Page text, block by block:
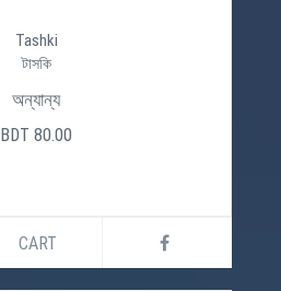
Tashki
টাসকি
অন্যান্য
BDT 80.00
CART